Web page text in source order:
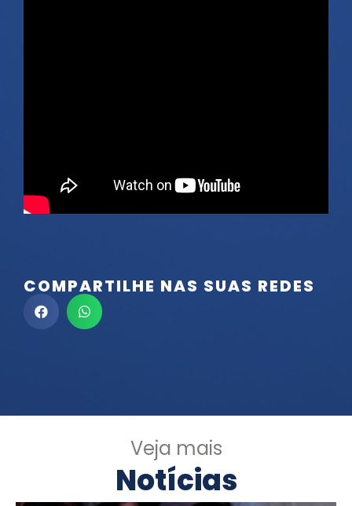
COMPARTILHE NAS SUAS REDES
Veja mais
Notícias